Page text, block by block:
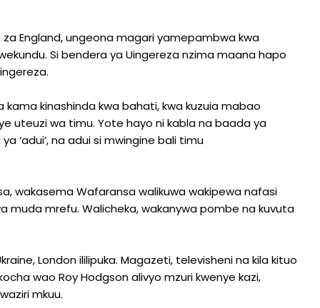
England, ungeona magari yamepambwa kwa
Si bendera ya Uingereza nzima maana hapo
kinashinda kwa bahati, kwa kuzuia mabao
uteuzi wa timu. Yote hayo ni kabla na baada ya
‘adui’, na adui si mwingine bali timu
wakasema Wafaransa walikuwa wakipewa nafasi
muda mrefu. Walicheka, wakanywa pombe na kuvuta
London ililipuka. Magazeti, televisheni na kila kituo
wao Roy Hodgson alivyo mzuri kwenye kazi,
mkuu.